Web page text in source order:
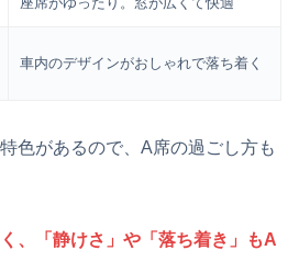
車内のデザインがおしゃれで落ち着く
色があるので、A席の過ごし方も
、「静けさ」や「落ち着き」もA